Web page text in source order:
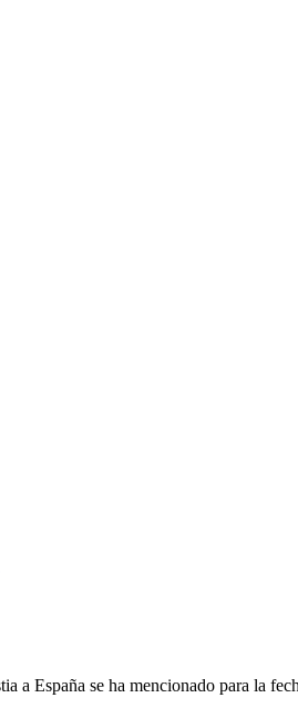
a España se ha mencionado para la